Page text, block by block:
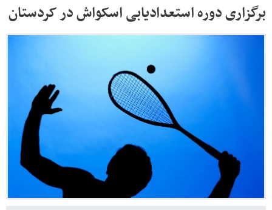
برگزاری دوره استعدادیابی اسکواش در کردستان